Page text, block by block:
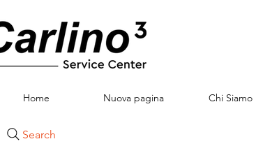
Home Nuova pagina Chi Siamo
Search